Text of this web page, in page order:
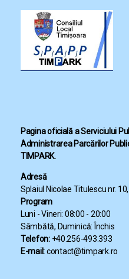
Pagina oficială a Serviciului
Administrarea Parcărilor
TIMPARK.
Adresă
Splaiul Nicolae Titulescu nr.
Program
Luni - Vineri: 08:00 - 20:00
Sâmbătă, Duminică: Închis
Telefon:+40.256-493.393
E-mail:contact@timpark.ro